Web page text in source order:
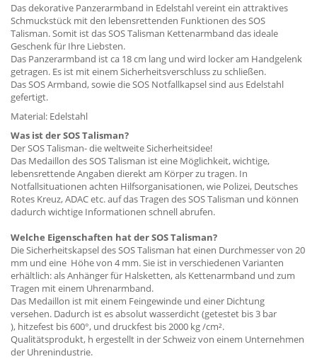
Das dekorative Panzerarmband in Edelstahl vereint ein attraktives
Schmuckstück mit den lebensrettenden Funktionen des SOS
Talisman. Somit ist das SOS Talisman Kettenarmband das ideale
Geschenk für Ihre Liebsten.
Das Panzerarmband ist ca 18 cm lang und wird locker am Handgelenk
getragen. Es ist mit einem Sicherheitsverschluss zu schließen.
Das SOS Armband, sowie die SOS Notfallkapsel sind aus Edelstahl
gefertigt.
Material: Edelstahl
Was ist der SOS Talisman?
Der SOS Talisman- die weltweite Sicherheitsidee!
Das Medaillon des SOS Talisman ist eine Möglichkeit, wichtige,
lebensrettende Angaben dierekt am Körper zu tragen. In
Notfallsituationen achten Hilfsorganisationen, wie Polizei, Deutsches
Rotes Kreuz, ADAC etc. auf das Tragen des SOS Talisman und können
dadurch wichtige Informationen schnell abrufen.
Welche Eigenschaften hat der SOS Talisman?
Die Sicherheitskapsel des SOS Talisman hat einen Durchmesser von 20
mm und eine Höhe von 4 mm. Sie ist in verschiedenen Varianten
erhältlich: als Anhänger für Halsketten, als Kettenarmband und zum
Tragen mit einem Uhrenarmband.
Das Medaillon ist mit einem Feingewinde und einer Dichtung
versehen. Dadurch ist es absolut wasserdicht (getestet bis 3 bar
), hitzefest bis 600°, und druckfest bis 2000 kg /cm².
Qualitätsprodukt, h ergestellt in der Schweiz von einem Unternehmen
der Uhrenindustrie.